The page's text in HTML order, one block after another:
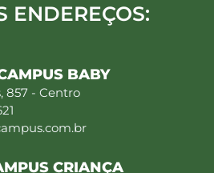
ENDEREÇOS:
BABY
857 - Centro
CRIANÇA